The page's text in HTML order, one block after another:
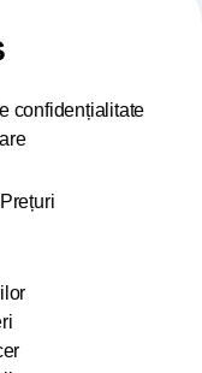
confidențialitate
Prețuri